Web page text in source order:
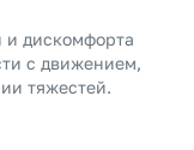
и дискомфорта
с движением,
тяжестей.